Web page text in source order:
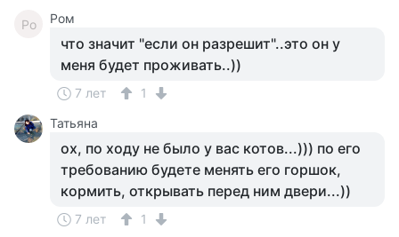
Ро Ром
что значит "если он разрешит"..это он у
меня будет проживать..))
7 лет
1
Татьяна
ох, по ходу не было у вас котов...))) по его
требованию будете менять его горшок,
кормить, открывать перед ним двери...))
7 лет 1